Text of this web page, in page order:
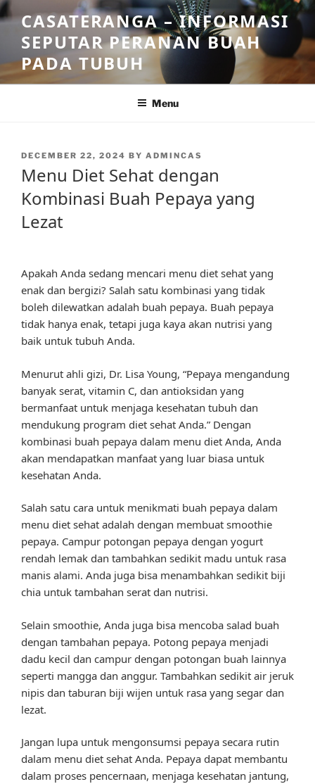
Skip
to
content
CASATERANGA – INFORMASI
SEPUTAR PERANAN BUAH
PADA TUBUH
Menu
POSTED
DECEMBER 22, 2024 BY ADMINCAS
Menu Diet Sehat dengan
Kombinasi Buah Pepaya yang
Lezat
Apakah Anda sedang mencari menu diet sehat yang
enak dan bergizi? Salah satu kombinasi yang tidak
boleh dilewatkan adalah buah pepaya. Buah pepaya
tidak hanya enak, tetapi juga kaya akan nutrisi yang
baik untuk tubuh Anda.
Menurut ahli gizi, Dr. Lisa Young, “Pepaya mengandung
banyak serat, vitamin C, dan antioksidan yang
bermanfaat untuk menjaga kesehatan tubuh dan
mendukung program diet sehat Anda.” Dengan
kombinasi buah pepaya dalam menu diet Anda, Anda
akan mendapatkan manfaat yang luar biasa untuk
kesehatan Anda.
Salah satu cara untuk menikmati buah pepaya dalam
menu diet sehat adalah dengan membuat smoothie
pepaya. Campur potongan pepaya dengan yogurt
rendah lemak dan tambahkan sedikit madu untuk rasa
manis alami. Anda juga bisa menambahkan sedikit biji
chia untuk tambahan serat dan nutrisi.
Selain smoothie, Anda juga bisa mencoba salad buah
dengan tambahan pepaya. Potong pepaya menjadi
dadu kecil dan campur dengan potongan buah lainnya
seperti mangga dan anggur. Tambahkan sedikit air jeruk
nipis dan taburan biji wijen untuk rasa yang segar dan
lezat.
Jangan lupa untuk mengonsumsi pepaya secara rutin
dalam menu diet sehat Anda. Pepaya dapat membantu
dalam proses pencernaan, menjaga kesehatan jantung,